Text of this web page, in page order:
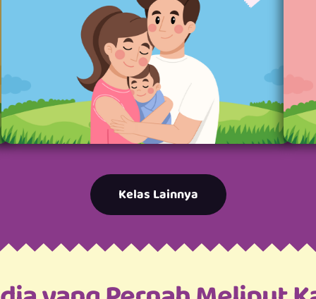
Kelas Lainnya